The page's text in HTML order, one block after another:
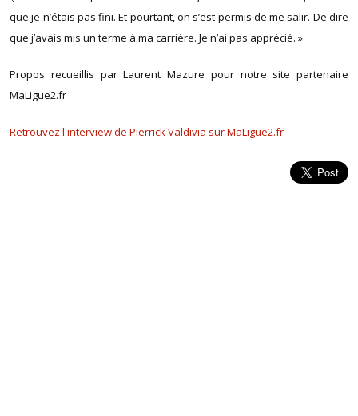
que je n’étais pas fini. Et pourtant, on s’est permis de me salir. De dire
que j’avais mis un terme à ma carrière. Je n’ai pas apprécié. »
Propos recueillis par Laurent Mazure pour notre site partenaire
MaLigue2.fr
Retrouvez l'interview de Pierrick Valdivia sur MaLigue2.fr